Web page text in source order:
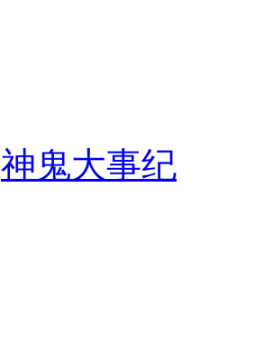
神鬼大事纪